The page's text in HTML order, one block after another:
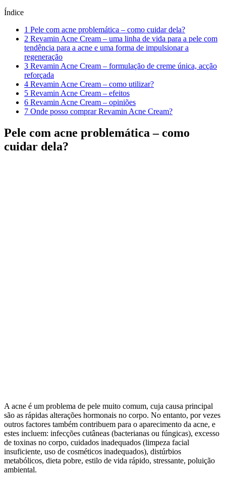
Índice
1 Pele com acne problemática – como cuidar dela?
2 Revamin Acne Cream – uma linha de vida para a pele com
tendência para a acne e uma forma de impulsionar a
regeneração
3 Revamin Acne Cream – formulação de creme única, acção
reforçada
4 Revamin Acne Cream – como utilizar?
5 Revamin Acne Cream – efeitos
6 Revamin Acne Cream – opiniões
7 Onde posso comprar Revamin Acne Cream?
Pele com acne problemática – como
cuidar dela?
A acne é um problema de pele muito comum, cuja causa principal
são as rápidas alterações hormonais no corpo. No entanto, por vezes
outros factores também contribuem para o aparecimento da acne, e
estes incluem: infecções cutâneas (bacterianas ou fúngicas), excesso
de toxinas no corpo, cuidados inadequados (limpeza facial
insuficiente, uso de cosméticos inadequados), distúrbios
metabólicos, dieta pobre, estilo de vida rápido, stressante, poluição
ambiental.